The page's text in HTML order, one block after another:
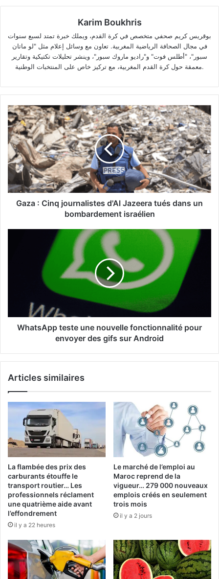
Karim Boukhris
بوقريس كريم صحفي متخصص في كرة القدم، ويملك خبرة تمتد لسبع سنوات
في مجال الصحافة الرياضية المغربية. تعاون مع وسائل إعلام مثل "لو ماتان
سبور"، "أطلس فوت" و"راديو ماروك سبور"، وينشر تحليلات تكتيكية وتقارير
معمقة حول كرة القدم المغربية، مع تركيز خاص على المنتخبات الوطنية.
Gaza
:
Cinq
journalistes
d'Al
Jazeera
tués
dans
un
bombardement
Gaza : Cinq journalistes d'Al Jazeera tués dans un
bombardement israélien
gifs
WhatsApp teste une nouvelle fonctionnalité pour
envoyer des gifs sur Android
Articles similaires
La flambée des prix des
carburants étouffe le
transport routier… Les
professionnels réclament
une quatrième aide avant
l’effondrement
il y a 22 heures
Le marché de l’emploi au
Maroc reprend de la
vigueur… 279 000 nouveaux
emplois créés en seulement
trois mois
il y a 2 jours